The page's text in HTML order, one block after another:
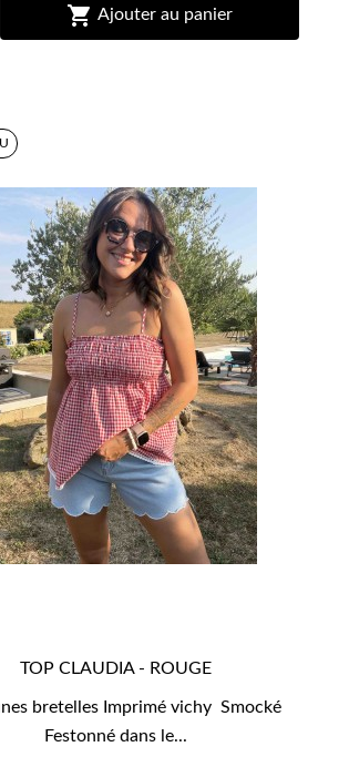
 Ajouter au panier
TOP CLAUDIA - ROUGE
bretelles Imprimé vichy Smocké
Festonné dans le...